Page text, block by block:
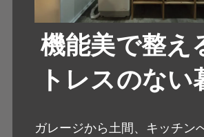
機能美で整え
トレスのない
ガレージから土間、キッチン